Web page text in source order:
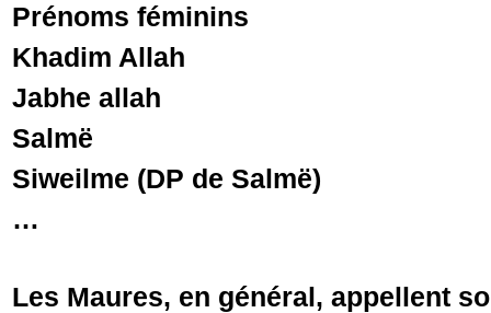
Prénoms féminins
Khadim Allah
Jabhe allah
Salmë
Siweilme (DP de Salmë)
…
Les Maures, en général, appellent